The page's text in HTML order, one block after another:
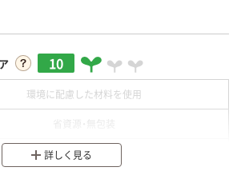
10
環境に配慮した材料を使用
分別・リサイクルしやすい設計
詳しく見る